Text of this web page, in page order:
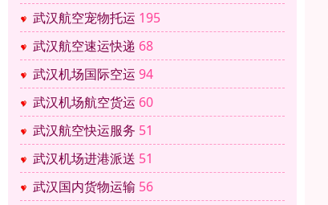
武汉航空宠物托运 195
武汉航空速运快递 68
武汉机场国际空运 94
武汉机场航空货运 60
武汉航空快运服务 51
武汉机场进港派送 51
武汉国内货物运输 56